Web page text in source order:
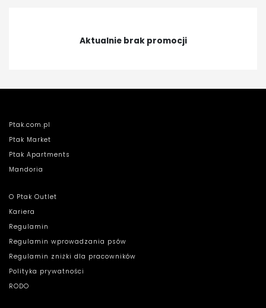
Aktualnie brak promocji
Ptak.com.pl
Ptak Market
Ptak Apartments
Mandoria
O Ptak Outlet
Kariera
Regulamin
Regulamin wprowadzania psów
Regulamin zniżki dla pracowników
Polityka prywatności
RODO